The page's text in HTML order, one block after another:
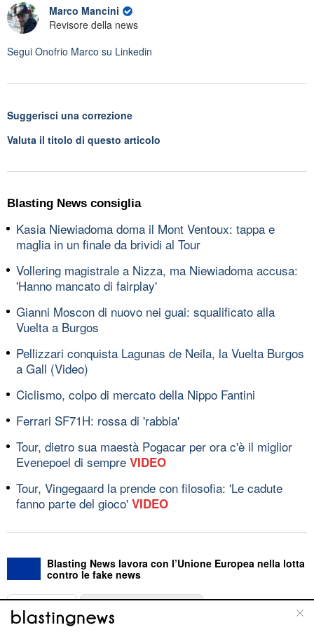
Marco Mancini
Revisore della news
Segui Onofrio Marco su Linkedin
Suggerisci una correzione
Valuta il titolo di questo articolo
Blasting News consiglia
Kasia Niewiadoma doma il Mont Ventoux: tappa e
maglia in un finale da brividi al Tour
Vollering magistrale a Nizza, ma Niewiadoma accusa:
'Hanno mancato di fairplay'
Gianni Moscon di nuovo nei guai: squalificato alla
Vuelta a Burgos
Pellizzari conquista Lagunas de Neila, la Vuelta Burgos
a Gall (Video)
Ciclismo, colpo di mercato della Nippo Fantini
Ferrari SF71H: rossa di 'rabbia'
Tour, dietro sua maestà Pogacar per ora c'è il miglior
Evenepoel di sempre VIDEO
Tour, Vingegaard la prende con filosofia: 'Le cadute
fanno parte del gioco' VIDEO
Blasting News lavora con l’Unione Europea nella lotta
contro le fake news
ABOUT